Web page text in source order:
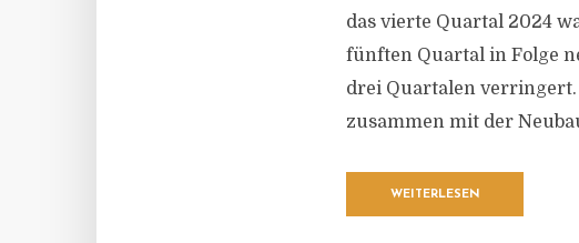
das vierte Quartal 2024
fünften Quartal in Folge
drei Quartalen
zusammen mit der
WEITERLESEN